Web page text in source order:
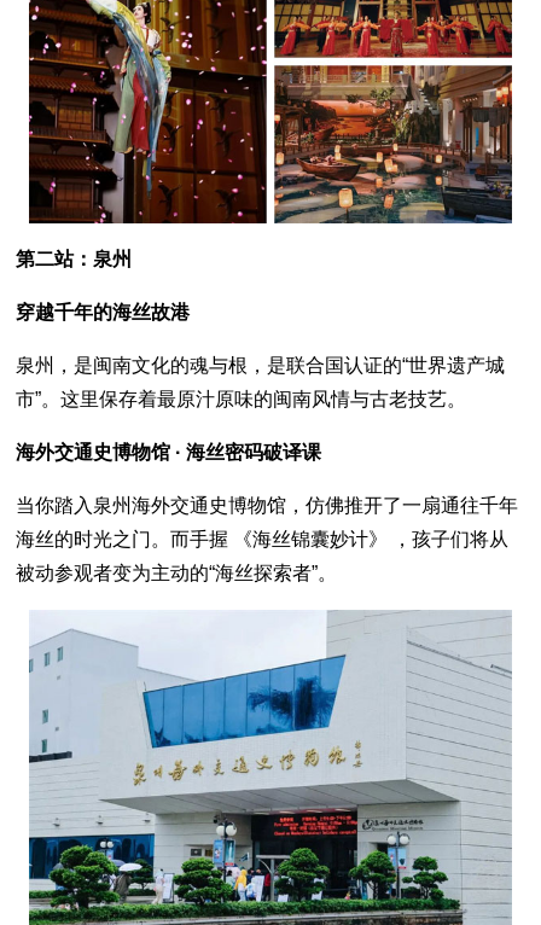
第二站：泉州
穿越千年的海丝故港
泉州，是闽南文化的魂与根，是联合国认证的“世界遗产城
市”。这里保存着最原汁原味的闽南风情与古老技艺。
海外交通史博物馆 · 海丝密码破译课
当你踏入泉州海外交通史博物馆，仿佛推开了一扇通往千年
海丝的时光之门。而手握 《海丝锦囊妙计》 ，孩子们将从
被动参观者变为主动的“海丝探索者”。